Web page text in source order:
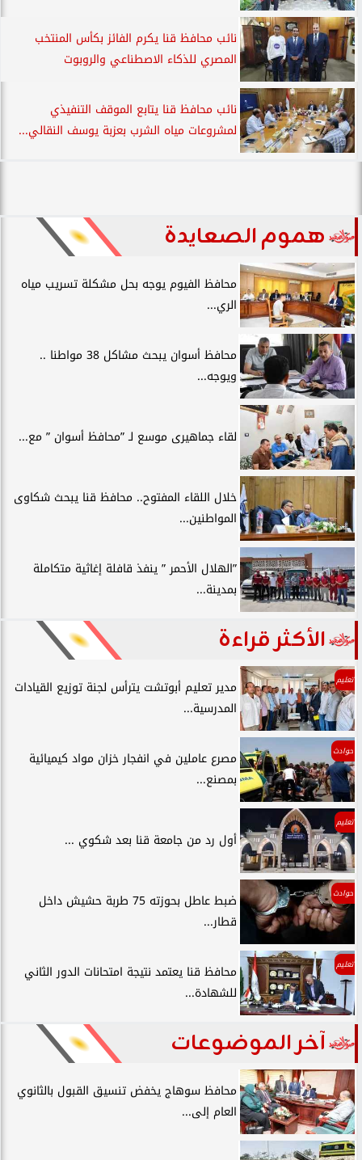
نائب محافظ قنا يكرم الفائز بكأس المنتخب
المصري للذكاء الاصطناعي والروبوت
نائب محافظ قنا يتابع الموقف التنفيذي
لمشروعات مياه الشرب بعزبة يوسف النقالي...
هموم الصعايدة
محافظ الفيوم يوجه بحل مشكلة تسريب مياه
الري...
محافظ أسوان يبحث مشاكل 38 مواطنا ..
ويوجه...
لقاء جماهيرى موسع لـ ”محافظ أسوان ” مع...
خلال اللقاء المفتوح.. محافظ قنا يبحث شكاوى
المواطنين...
”الهلال الأحمر ” ينفذ قافلة إغاثية متكاملة
بمدينة...
الأكثر قراءة
تعليم
مدير تعليم أبوتشت يترأس لجنة توزيع القيادات
المدرسية...
حوادث
مصرع عاملين في انفجار خزان مواد كيميائية
بمصنع...
تعليم
أول رد من جامعة قنا بعد شكوي ...
حوادث
ضبط عاطل بحوزته 75 طربة حشيش داخل
قطار...
تعليم
محافظ قنا يعتمد نتيجة امتحانات الدور الثاني
للشهادة...
آخر الموضوعات
محافظ سوهاج يخفض تنسيق القبول بالثانوي
العام إلى...